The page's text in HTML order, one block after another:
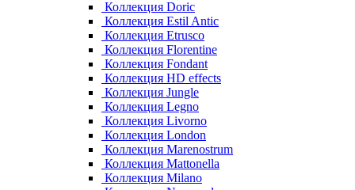
Коллекция Doric
Коллекция Estil Antic
Коллекция Etrusco
Коллекция Florentine
Коллекция Fondant
Коллекция HD effects
Коллекция Jungle
Коллекция Legno
Коллекция Livorno
Коллекция London
Коллекция Marenostrum
Коллекция Mattonella
Коллекция Milano